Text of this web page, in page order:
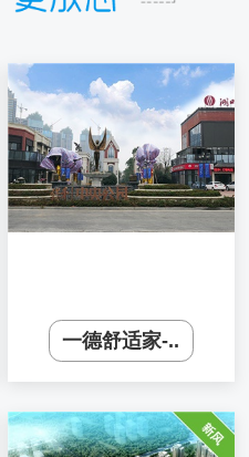
一德舒适家-..